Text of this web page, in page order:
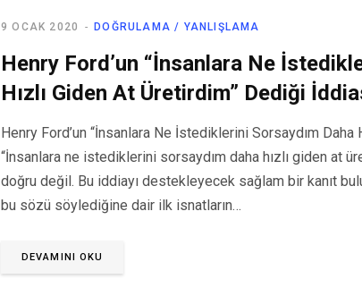
DOĞRULAMA / YANLIŞLAMA
9 OCAK 2020
Henry Ford’un “İnsanlara Ne
Hızlı Giden At Üretirdim” Dediği
Henry Ford’un “İnsanlara Ne İstediklerini Sorsaydım Daha
“İnsanlara ne istediklerini sorsaydım daha hızlı giden at
doğru değil. Bu iddiayı destekleyecek sağlam bir kanıt
bu sözü söylediğine dair ilk isnatların…
DEVAMINI OKU